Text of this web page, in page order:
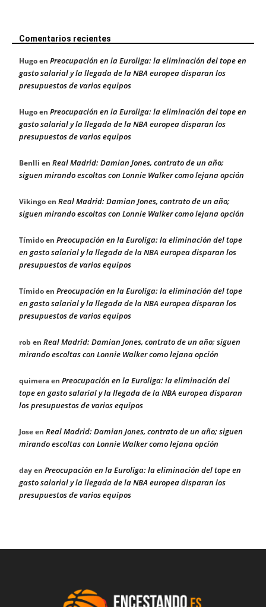
Comentarios recientes
Hugoen Preocupación en la Euroliga: la eliminación del tope en
gasto salarial y la llegada de la NBA europea disparan los
presupuestos de varios equipos
Hugoen Preocupación en la Euroliga: la eliminación del tope en
gasto salarial y la llegada de la NBA europea disparan los
presupuestos de varios equipos
Benlli en Real Madrid: Damian Jones, contrato de un año;
siguen mirando escoltas con Lonnie Walker como lejana opción
Vikingoen Real Madrid: Damian Jones, contrato de un año;
siguen mirando escoltas con Lonnie Walker como lejana opción
Tímidoen Preocupación en la Euroliga: la eliminación del tope
en gasto salarial y la llegada de la NBA europea disparan los
presupuestos de varios equipos
Tímidoen Preocupación en la Euroliga: la eliminación del tope
en gasto salarial y la llegada de la NBA europea disparan los
presupuestos de varios equipos
rob en Real Madrid: Damian Jones, contrato de un año; siguen
mirando escoltas con Lonnie Walker como lejana opción
quimeraen Preocupación en la Euroliga: la eliminación del
tope en gasto salarial y la llegada de la NBA europea disparan
los presupuestos de varios equipos
Joseen Real Madrid: Damian Jones, contrato de un año; siguen
mirando escoltas con Lonnie Walker como lejana opción
dayen Preocupación en la Euroliga: la eliminación del tope en
gasto salarial y la llegada de la NBA europea disparan los
presupuestos de varios equipos